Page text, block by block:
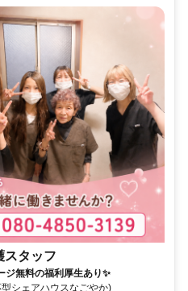
スタッフ
ジ無料の福利厚生あり✨
シェアハウスなごやか)